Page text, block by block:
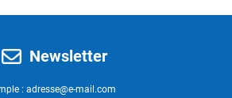
Newsletter